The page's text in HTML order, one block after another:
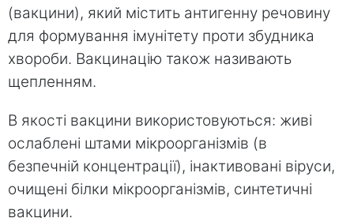
(вакцини), який містить антигенну речовину
для формування імунітету проти збудника
хвороби. Вакцинацію також називають
щепленням.
В якості вакцини використовуються: живі
ослаблені штами мікроорганізмів (в
безпечній концентрації), інактивовані віруси,
очищені білки мікроорганізмів, синтетичні
вакцини.